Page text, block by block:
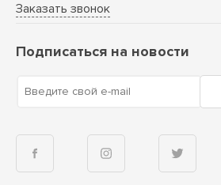
Заказать звонок
Подписаться на новости
Введите свой e-mail